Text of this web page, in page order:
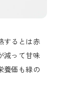
するとは赤
減って甘味
養価も緑の